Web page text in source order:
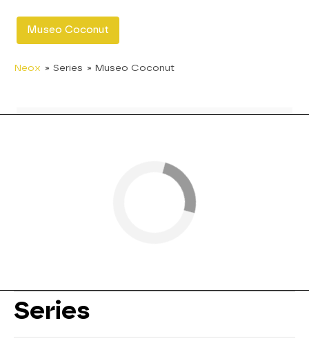
Museo Coconut
Neox » Series » Museo Coconut
Series